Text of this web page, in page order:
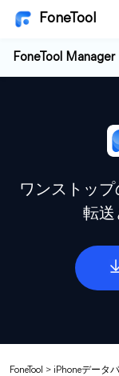
FoneTool
FoneTool Manager
ワンストップ
転送
FoneTool > iPhoneデータ